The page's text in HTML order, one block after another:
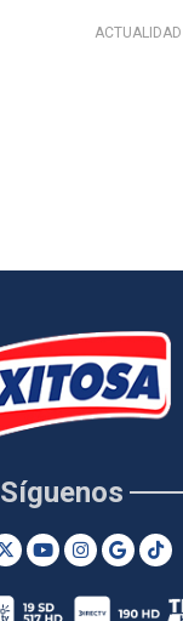
ACTUALIDAD
Síguenos